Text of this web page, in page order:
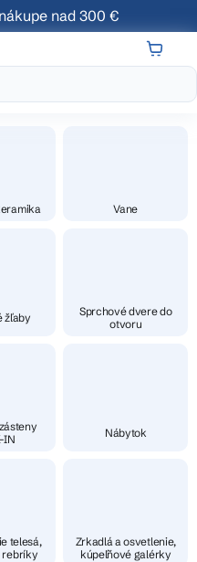
nad 300 €
Vane
žľaby
Sprchové dvere do
otvoru
IN
Nábytok
telesá,
rebríky
Zrkadlá a osvetlenie,
kúpeľňové galérky